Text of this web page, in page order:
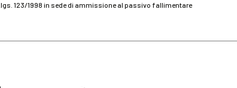
123/1998 in sede di ammissione al passivo fallimentare